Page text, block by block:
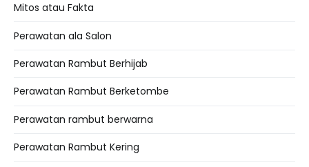
Mitos atau Fakta
Perawatan ala Salon
Perawatan Rambut Berhijab
Perawatan Rambut Berketombe
Perawatan rambut berwarna
Perawatan Rambut Kering